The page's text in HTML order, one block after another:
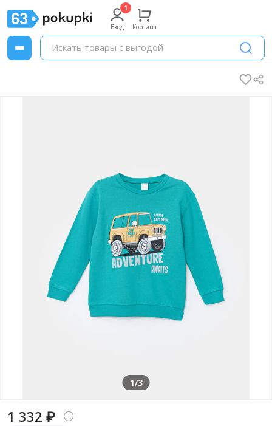
Вход Корзина
1/3
1 332 ₽